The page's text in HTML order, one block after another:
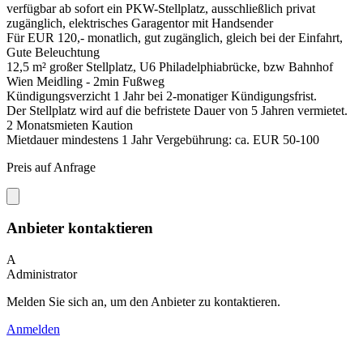
verfügbar ab sofort ein PKW-Stellplatz, ausschließlich privat
zugänglich, elektrisches Garagentor mit Handsender
Für EUR 120,- monatlich, gut zugänglich, gleich bei der Einfahrt,
Gute Beleuchtung
12,5 m² großer Stellplatz, U6 Philadelphiabrücke, bzw Bahnhof
Wien Meidling - 2min Fußweg
Kündigungsverzicht 1 Jahr bei 2-monatiger Kündigungsfrist.
Der Stellplatz wird auf die befristete Dauer von 5 Jahren vermietet.
2 Monatsmieten Kaution
Mietdauer mindestens 1 Jahr Vergebührung: ca. EUR 50-100
Preis auf Anfrage
Anbieter kontaktieren
A
Administrator
Melden Sie sich an, um den Anbieter zu kontaktieren.
Anmelden